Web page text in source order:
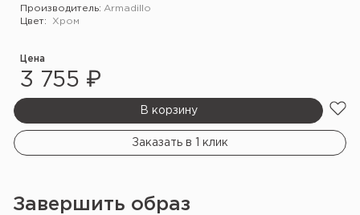
Производитель: Armadillo
Цвет:
Хром
Цена
3 755 ₽
В корзину
Заказать в 1 клик
Завершить образ